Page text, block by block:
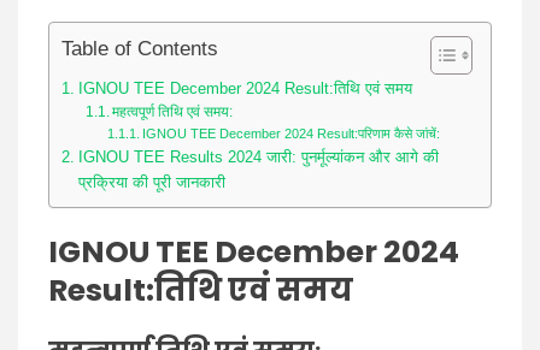
Table of Contents
IGNOU TEE December 2024 Result:तिथि एवं समय
महत्वपूर्ण तिथि एवं समय:
IGNOU TEE December 2024 Result:परिणाम कैसे जांचें:
IGNOU TEE Results 2024 जारी: पुनर्मूल्यांकन और आगे की
प्रक्रिया की पूरी जानकारी
IGNOU TEE December 2024
Result:तिथि एवं समय